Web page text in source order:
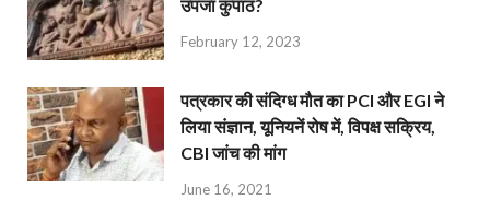
उपजा कुपाठ?
February 12, 2023
पत्रकार की संदिग्ध मौत का PCI और EGI ने
लिया संज्ञान, यूनियनें रोष में, विपक्ष सक्रिय,
CBI जांच की मांग
June 16, 2021